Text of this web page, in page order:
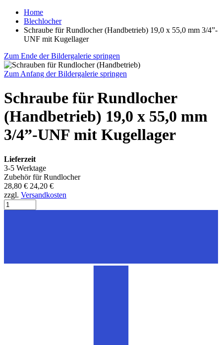
Home
Blechlocher
Schraube für Rundlocher (Handbetrieb) 19,0 x 55,0 mm 3/4”-
UNF mit Kugellager
Zum Ende der Bildergalerie springen
Zum Anfang der Bildergalerie springen
Schraube für Rundlocher
(Handbetrieb) 19,0 x 55,0 mm
3/4”-UNF mit Kugellager
Lieferzeit
3-5 Werktage
Zubehör für Rundlocher
28,80 € 24,20 €
zzgl. Versandkosten